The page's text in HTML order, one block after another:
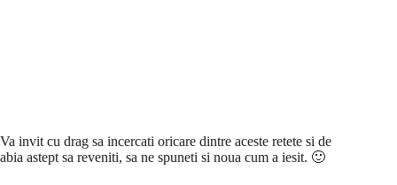
Va invit cu drag sa incercati oricare dintre aceste retete si de
abia astept sa reveniti, sa ne spuneti si noua cum a iesit. 🙂